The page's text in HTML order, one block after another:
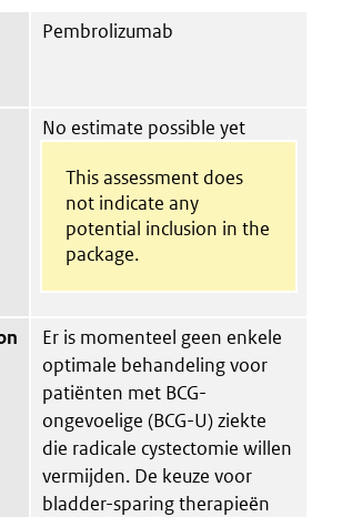
Pembrolizumab
No estimate possible yet
This assessment does
not indicate any
potential inclusion in the
package.
Er is momenteel geen enkele
optimale behandeling voor
patiënten met BCG-
ongevoelige (BCG-U) ziekte
die radicale cystectomie willen
vermijden. De keuze voor
bladder-sparing therapieën